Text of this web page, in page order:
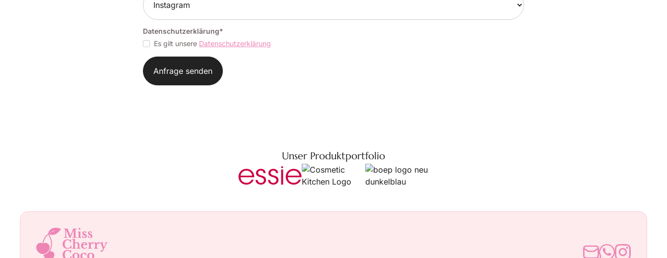
Datenschutzerklärung*
Es gilt unsere Datenschutzerklärung
Unser Produktportfolio